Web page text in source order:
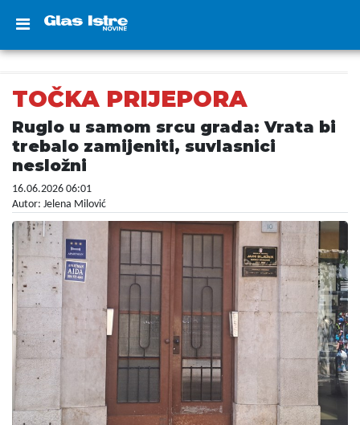
TOČKA PRIJEPORA
Ruglo u samom srcu grada: Vrata bi
trebalo zamijeniti, suvlasnici
nesložni
16.06.2026 06:01
Autor: Jelena Milović